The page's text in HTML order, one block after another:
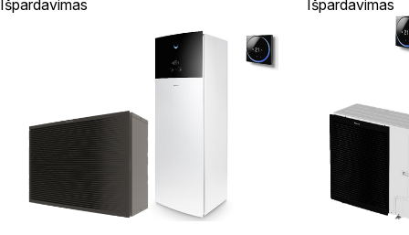
Išpardavimas Išpardavimas